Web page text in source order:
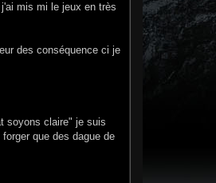
mis mi le jeux en très
des conséquence ci je
soyons claire" je suis
que des dague de